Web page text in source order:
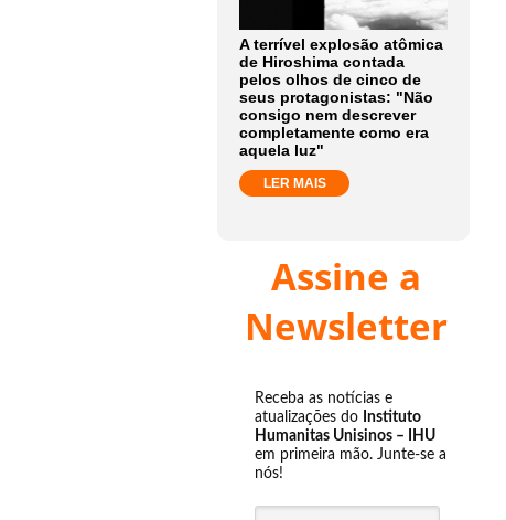
A terrível explosão atômica
de Hiroshima contada
pelos olhos de cinco de
seus protagonistas: "Não
consigo nem descrever
completamente como era
aquela luz"
LER MAIS
Assine a
Newsletter
Receba as notícias e
atualizações do Instituto
Humanitas Unisinos – IHU
em primeira mão. Junte-se a
nós!